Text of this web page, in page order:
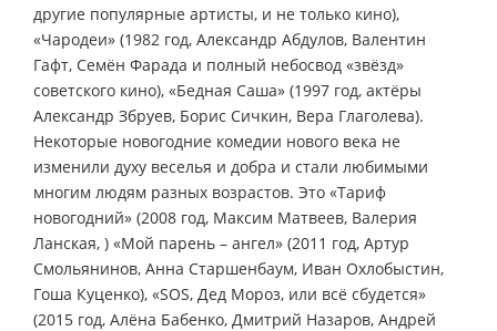
другие популярные артисты, и не только кино),
«Чародеи» (1982 год, Александр Абдулов, Валентин
Гафт, Семён Фарада и полный небосвод «звёзд»
советского кино), «Бедная Саша» (1997 год, актёры
Александр Збруев, Борис Сичкин, Вера Глаголева).
Некоторые новогодние комедии нового века не
изменили духу веселья и добра и стали любимыми
многим людям разных возрастов. Это «Тариф
новогодний» (2008 год, Максим Матвеев, Валерия
Ланская, ) «Мой парень – ангел» (2011 год, Артур
Смольянинов, Анна Старшенбаум, Иван Охлобыстин,
Гоша Куценко), «SOS, Дед Мороз, или всё сбудется»
(2015 год, Алёна Бабенко, Дмитрий Назаров, Андрей